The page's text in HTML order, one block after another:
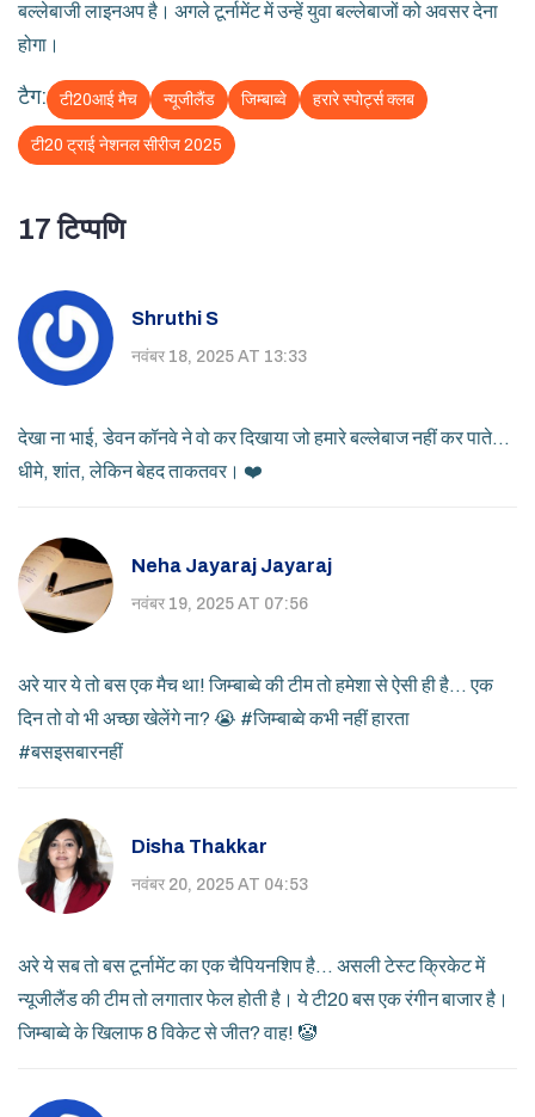
बल्लेबाजी लाइनअप है। अगले टूर्नामेंट में उन्हें युवा बल्लेबाजों को अवसर देना
होगा।
टैग: टी20आई मैच न्यूजीलैंड जिम्बाब्वे हरारे स्पोर्ट्स क्लब
टी20 ट्राई नेशनल सीरीज 2025
17 टिप्पणि
Shruthi S
नवंबर 18, 2025 AT 13:33
देखा ना भाई, डेवन कॉनवे ने वो कर दिखाया जो हमारे बल्लेबाज नहीं कर पाते...
धीमे, शांत, लेकिन बेहद ताकतवर। ❤️
Neha Jayaraj Jayaraj
नवंबर 19, 2025 AT 07:56
अरे यार ये तो बस एक मैच था! जिम्बाब्वे की टीम तो हमेशा से ऐसी ही है... एक
दिन तो वो भी अच्छा खेलेंगे ना? 😭 #जिम्बाब्वे कभी नहीं हारता
#बसइसबारनहीं
Disha Thakkar
नवंबर 20, 2025 AT 04:53
अरे ये सब तो बस टूर्नामेंट का एक चैपियनशिप है... असली टेस्ट क्रिकेट में
न्यूजीलैंड की टीम तो लगातार फेल होती है। ये टी20 बस एक रंगीन बाजार है।
जिम्बाब्वे के खिलाफ 8 विकेट से जीत? वाह! 🤡